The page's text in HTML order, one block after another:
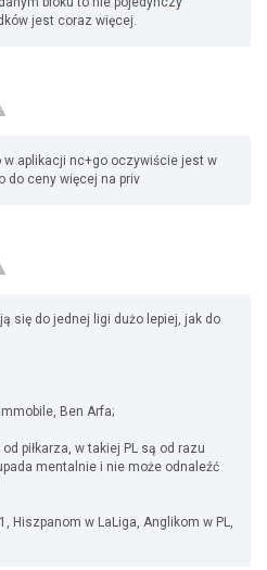
jest coraz więcej.
aplikacji nc+go oczywiście jest w
do ceny więcej na priv
się do jednej ligi dużo lepiej, jak do
Ben Arfa;
piłkarza, w takiej PL są od razu
mentalnie i nie może odnaleźć
Hiszpanom w LaLiga, Anglikom w PL,